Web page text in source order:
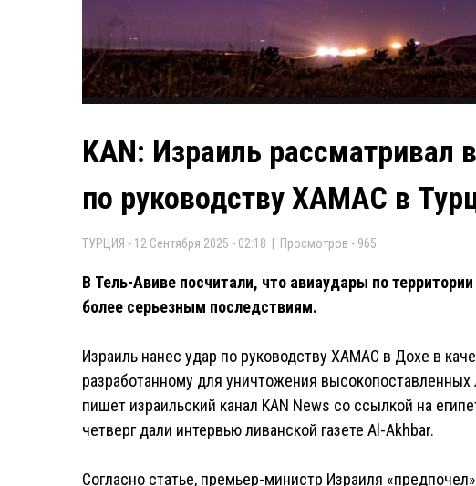
KAN: Израиль рассматривал
по руководству ХАМАС в
ТУРЦИЯ - 12 Сентября 2025 - 02:18 | Просмотров - 965
В Тель-Авиве посчитали, что авиаудары по
более серьезным последствиям.
Израиль нанес удар по руководству ХАМАС в Дохе в
разработанному для уничтожения высокопоставленных
пишет израильский канал KAN News со ссылкой на
четверг дали интервью ливанской газете Al-Akhbar.
Согласно статье, премьер-министр Израиля